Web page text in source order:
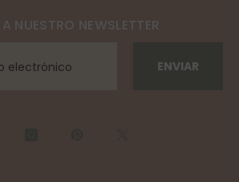
NUESTRO NEWSLETTER
ENVIAR